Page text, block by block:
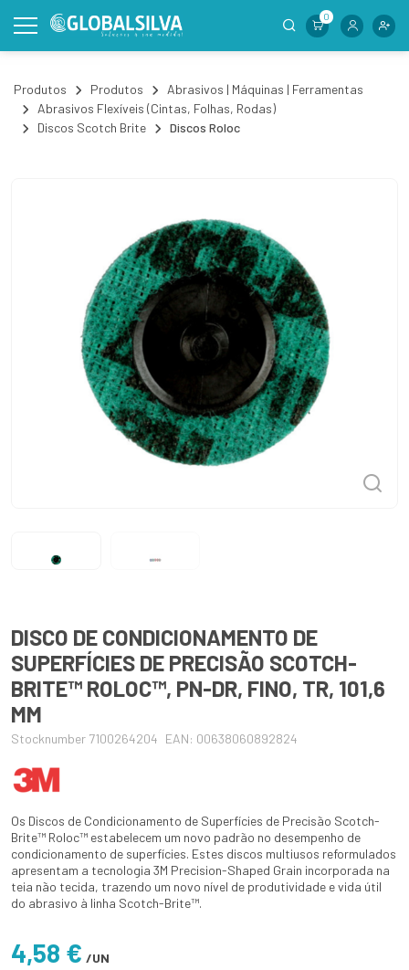
0
Produtos Produtos
Abrasivos | Máquinas | Ferramentas
Abrasivos Flexíveis (Cintas, Folhas, Rodas)
Discos Scotch Brite
Discos Roloc
DISCO DE CONDICIONAMENTO DE
SUPERFÍCIES DE PRECISÃO SCOTCH-
BRITE™ ROLOC™, PN-DR, FINO, TR, 101,6
MM
Stocknumber 7100264204 EAN: 00638060892824
Os Discos de Condicionamento de Superfícies de Precisão Scotch-
Brite™ Roloc™ estabelecem um novo padrão no desempenho de
condicionamento de superfícies. Estes discos multiusos reformulados
apresentam a tecnologia 3M Precision-Shaped Grain incorporada na
teia não tecida, trazendo um novo nível de produtividade e vida útil
do abrasivo à linha Scotch-Brite™.
4,58 € /UN